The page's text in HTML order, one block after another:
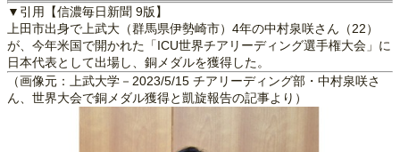
▼引用【信濃毎日新聞 9版】
上田市出身で上武大（群馬県伊勢崎市）4年の中村泉咲さん（22）
が、今年米国で開かれた「ICU世界チアリーディング選手権大会」に
日本代表として出場し、銅メダルを獲得した。
（画像元：上武大学－2023/5/15 チアリーディング部・中村泉咲さ
ん、世界大会で銅メダル獲得と凱旋報告の記事より）